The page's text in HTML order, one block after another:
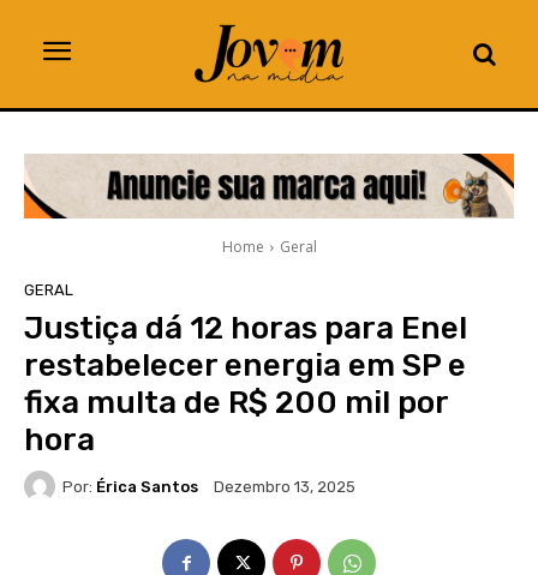
Home Geral
GERAL
Justiça dá 12 horas para Enel
restabelecer energia em SP e
fixa multa de R$ 200 mil por
hora
Por: Érica Santos Dezembro 13, 2025